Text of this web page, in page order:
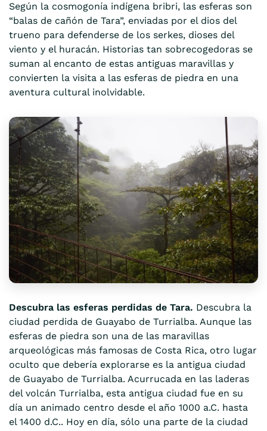
Según la cosmogonía indígena bribri, las esferas son
“balas de cañón de Tara”, enviadas por el dios del
trueno para defenderse de los serkes, dioses del
viento y el huracán. Historias tan sobrecogedoras se
suman al encanto de estas antiguas maravillas y
convierten la visita a las esferas de piedra en una
aventura cultural inolvidable.
Descubra las esferas perdidas de Tara. Descubra la
ciudad perdida de Guayabo de Turrialba. Aunque las
esferas de piedra son una de las maravillas
arqueológicas más famosas de Costa Rica, otro lugar
oculto que debería explorarse es la antigua ciudad
de Guayabo de Turrialba. Acurrucada en las laderas
del volcán Turrialba, esta antigua ciudad fue en su
día un animado centro desde el año 1000 a.C. hasta
el 1400 d.C.. Hoy en día, sólo una parte de la ciudad